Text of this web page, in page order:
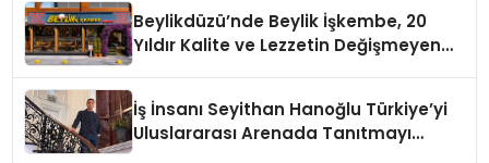
Beylikdüzü’nde Beylik İşkembe, 20
Yıldır Kalite ve Lezzetin Değişmeyen
İş İnsanı Seyithan Hanoğlu Türkiye’yi
Uluslararası Arenada Tanıtmayı